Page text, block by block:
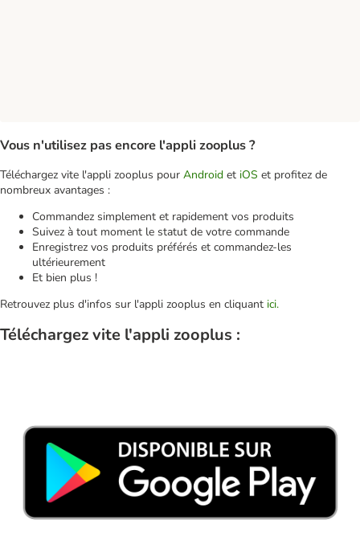
Vous n'utilisez pas encore l'appli zooplus ?
Téléchargez vite l'appli zooplus pour Android et iOS et profitez de
nombreux avantages :
Commandez simplement et rapidement vos produits
Suivez à tout moment le statut de votre commande
Enregistrez vos produits préférés et commandez-les
ultérieurement
Et bien plus !
Retrouvez plus d'infos sur l'appli zooplus en cliquant ici.
Téléchargez vite l'appli zooplus :